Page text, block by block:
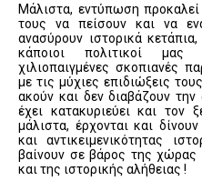
Μάλιστα, εντύπωση
τους να πείσουν και να
ανασύρουν ιστορικά
κάποιοι πολιτικοί μας
χιλιοπαιγμένες σκοπιανές
με τις μύχιες επιδιώξεις
ακούν και δεν διαβάζουν
έχει κατακυριεύει και τον
μάλιστα, έρχονται και
και αντικειμενικότητας
βαίνουν σε βάρος της
και της ιστορικής αλήθειας !